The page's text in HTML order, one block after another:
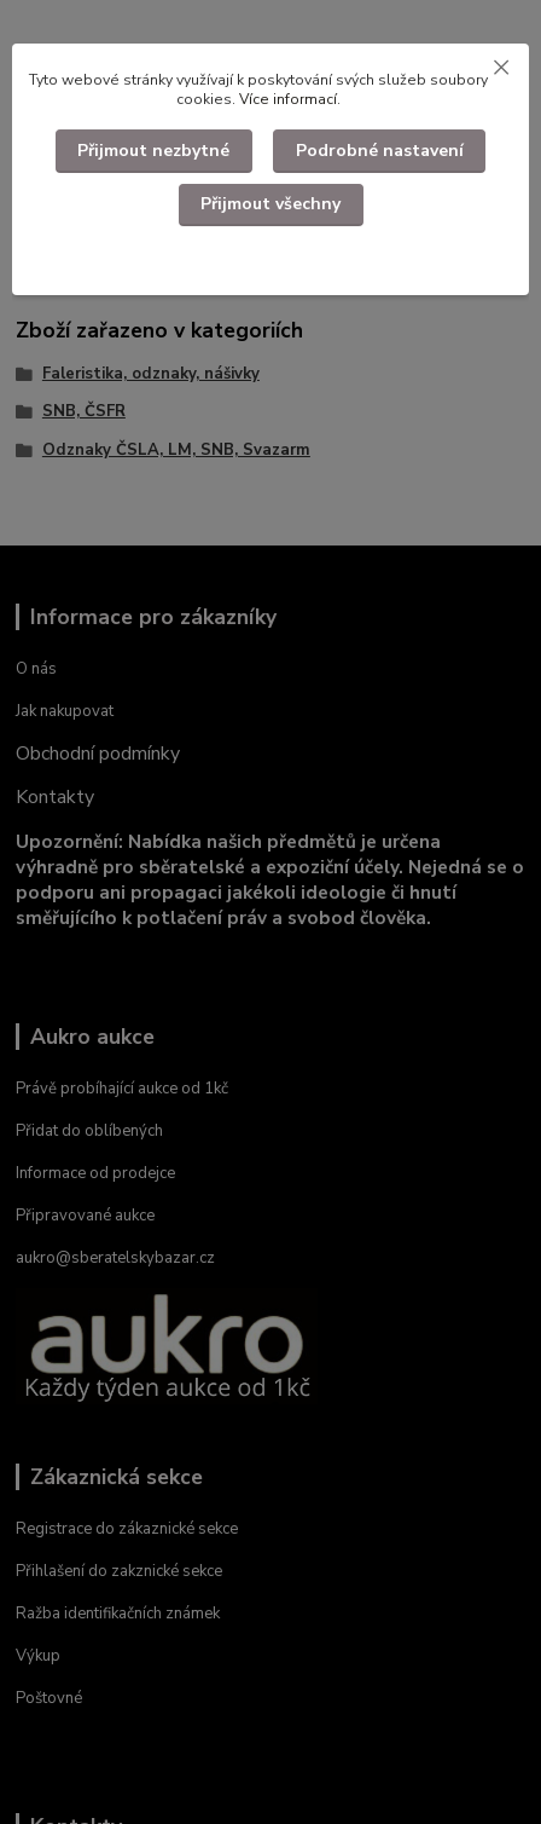
Zboží zařazeno v kategoriích
Faleristika, odznaky, nášivky
SNB, ČSFR
Odznaky ČSLA, LM, SNB, Svazarm
Informace pro zákazníky
O nás
Jak nakupovat
Obchodní podmínky
Kontakty
Upozornění: Nabídka našich předmětů je určena
výhradně pro sběratelské a expoziční účely. Nejedná se o
podporu ani propagaci jakékoli ideologie či hnutí
směřujícího k potlačení práv a svobod člověka.
Aukro aukce
Právě probíhající aukce od 1kč
Přidat do oblíbených
Informace od prodejce
Připravované aukce
aukro@sberatelskybazar.cz
Zákaznická sekce
Registrace do zákaznické sekce
Přihlašení do zakznické sekce
Ražba identifikačních známek
Výkup
Poštovné
Tyto webové stránky využívají k poskytování svých služeb soubory
cookies. Více informací.
Přijmout nezbytné Podrobné nastavení
Přijmout všechny